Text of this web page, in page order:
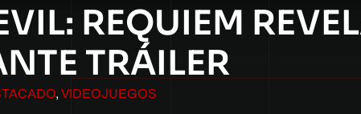
REQUIEM
TRÁILER
, VIDEOJUEGOS